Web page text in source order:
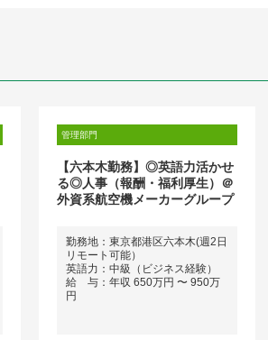
管理部門
【六本木勤務】◎英語力活かせ
る◎人事（報酬・福利厚生）＠
外資系航空機メーカーグループ
勤務地：東京都港区六本木(週2日
リモート可能）
英語力：中級（ビジネス経験）
給 与：年収 650万円 〜 950万
円